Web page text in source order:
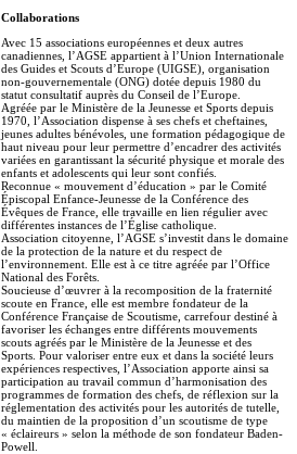
Collaborations
Avec 15 associations européennes et deux autres
canadiennes, l’AGSE appartient à l’Union Internationale
des Guides et Scouts d’Europe (UIGSE), organisation
non-gouvernementale (ONG) dotée depuis 1980 du
statut consultatif auprès du Conseil de l’Europe.
Agréée par le Ministère de la Jeunesse et Sports depuis
1970, l’Association dispense à ses chefs et cheftaines,
jeunes adultes bénévoles, une formation pédagogique de
haut niveau pour leur permettre d’encadrer des activités
variées en garantissant la sécurité physique et morale des
enfants et adolescents qui leur sont confiés.
Reconnue « mouvement d’éducation » par le Comité
Épiscopal Enfance-Jeunesse de la Conférence des
Évêques de France, elle travaille en lien régulier avec
différentes instances de l’Église catholique.
Association citoyenne, l’AGSE s’investit dans le domaine
de la protection de la nature et du respect de
l’environnement. Elle est à ce titre agréée par l’Office
National des Forêts.
Soucieuse d’œuvrer à la recomposition de la fraternité
scoute en France, elle est membre fondateur de la
Conférence Française de Scoutisme, carrefour destiné à
favoriser les échanges entre différents mouvements
scouts agréés par le Ministère de la Jeunesse et des
Sports. Pour valoriser entre eux et dans la société leurs
expériences respectives, l’Association apporte ainsi sa
participation au travail commun d’harmonisation des
programmes de formation des chefs, de réflexion sur la
réglementation des activités pour les autorités de tutelle,
du maintien de la proposition d’un scoutisme de type
« éclaireurs » selon la méthode de son fondateur Baden-
Powell.